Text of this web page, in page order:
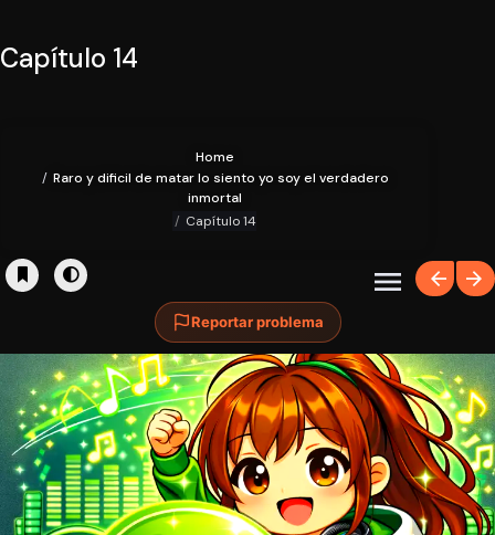
Capítulo 14
Home
Raro y dificil de matar lo siento yo soy el verdadero
inmortal
Capítulo 14
Reportar problema